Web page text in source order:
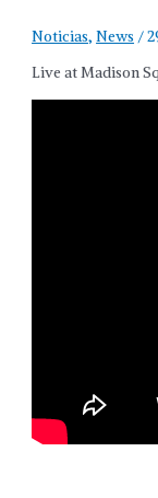
Noticias,News /
Live at Madison